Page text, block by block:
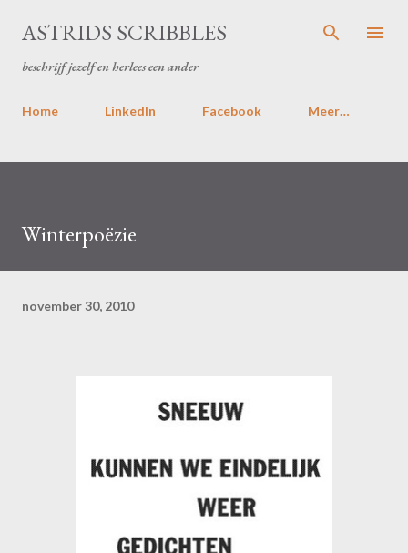
Doorgaan naar hoofdcontent
ASTRIDS SCRIBBLES
beschrijf jezelf en herlees een ander
Home LinkedIn Facebook Meer…
Winterpoëzie
november 30, 2010